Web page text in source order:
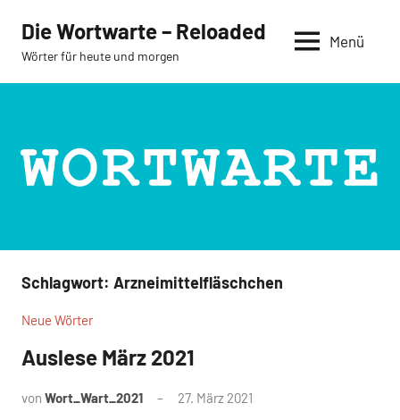
Inhalt
springen
Die Wortwarte – Reloaded
Wörter für heute und morgen
Menü
Schlagwort: Arzneimittelfläschchen
Neue Wörter
Auslese März 2021
von Wort_Wart_2021 27. März 2021